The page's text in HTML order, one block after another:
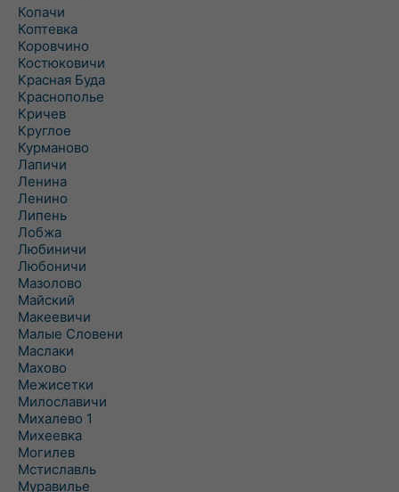
Копачи
Коптевка
Коровчино
Костюковичи
Красная Буда
Краснополье
Кричев
Круглое
Курманово
Лапичи
Ленина
Ленино
Липень
Лобжа
Любиничи
Любоничи
Мазолово
Майский
Макеевичи
Малые Словени
Маслаки
Махово
Межисетки
Милославичи
Михалево 1
Михеевка
Могилев
Мстиславль
Муравилье